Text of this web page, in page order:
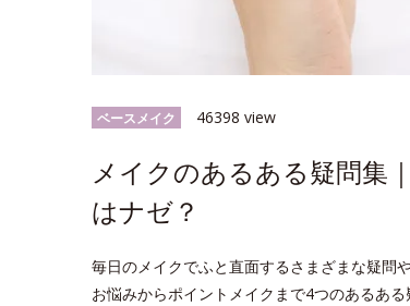
ベースメイク 46398 view
メイクのあるある疑問集
はナゼ？
毎日のメイクでふと直面するさまざまな疑問
お悩みからポイントメイクまで4つのあるあ